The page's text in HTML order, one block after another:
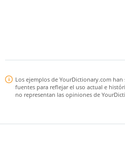
Los ejemplos de YourDictionary.com
fuentes para reflejar el uso actual e
no representan las opiniones de